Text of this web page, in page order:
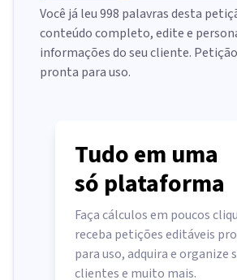
Você já leu998 palavras desta
conteúdo completo, edite e
informações do seu cliente.
pronta para uso.
Tudo em uma
só plataforma
Faça cálculos em poucos
receba petições editáveis
para uso, adquira e organize
clientes e muito mais.